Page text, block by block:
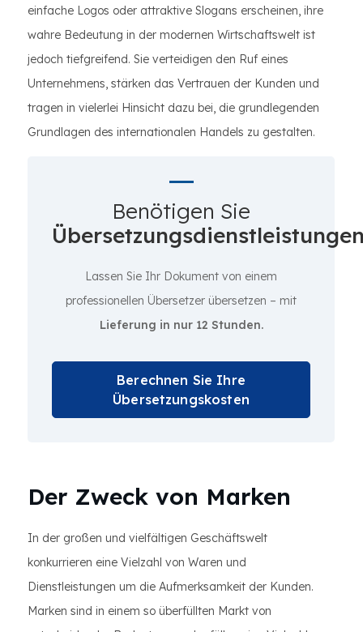
einfache Logos oder attraktive Slogans erscheinen, ihre
wahre Bedeutung in der modernen Wirtschaftswelt ist
jedoch tiefgreifend. Sie verteidigen den Ruf eines
Unternehmens, stärken das Vertrauen der Kunden und
tragen in vielerlei Hinsicht dazu bei, die grundlegenden
Grundlagen des internationalen Handels zu gestalten.
Benötigen Sie
Lassen Sie Ihr Dokument von einem
professionellen Übersetzer übersetzen – mit
Lieferung in nur 12 Stunden.
Berechnen Sie Ihre
Übersetzungskosten
Der Zweck von Marken
In der großen und vielfältigen Geschäftswelt
konkurrieren eine Vielzahl von Waren und
Dienstleistungen um die Aufmerksamkeit der Kunden.
Marken sind in einem so überfüllten Markt von